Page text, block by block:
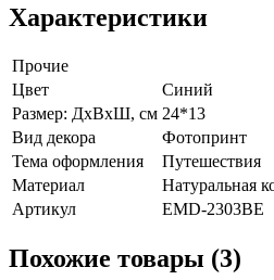
Характеристики
Прочие
Цвет
Синий
Размер: ДхВхШ, см 24*13
Вид декора
Фотопринт
Тема оформления
Путешествия
Материал
Натуральная
Артикул
EMD-2303BE
Похожие товары (3)